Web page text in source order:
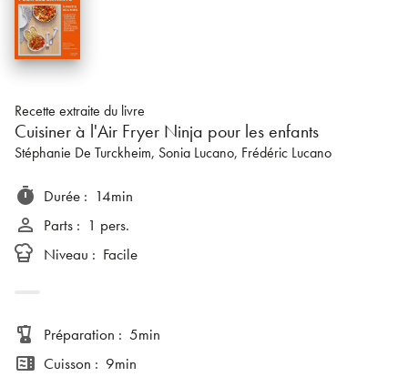
Recette extraite du livre
Cuisiner à l'Air Fryer Ninja pour les enfants
Stéphanie De Turckheim, Sonia Lucano, Frédéric Lucano
timer Durée : 14min
person_outline Parts : 1 pers.
Niveau : Facile
blender Préparation : 5min
microwave Cuisson : 9min